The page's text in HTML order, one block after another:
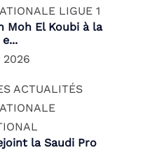
LIGUE 1
Moh El Koubi à la
2026
ACTUALITÉS
la Saudi Pro